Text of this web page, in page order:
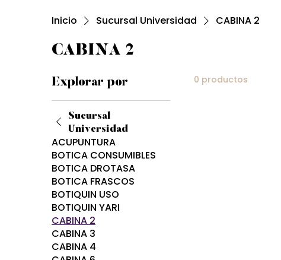
Inicio Sucursal Universidad CABINA 2
CABINA 2
Explorar por
Sucursal
Universidad
ACUPUNTURA
BOTICA CONSUMIBLES
BOTICA DROTASA
BOTICA FRASCOS
BOTIQUIN USO
BOTIQUIN YARI
CABINA 2
CABINA 3
CABINA 4
0 productos